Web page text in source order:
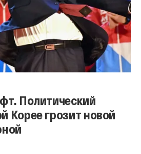
Политический
Корее грозит новой